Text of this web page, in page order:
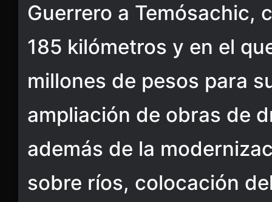
Guerrero a Temósachic,
185 kilómetros y en el
millones de pesos para
ampliación de obras de
además de la
sobre ríos, colocación